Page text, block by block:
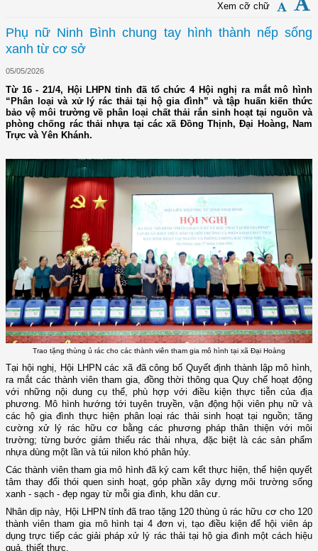
Xem cỡ chữ
Phụ nữ Ninh Bình chung tay hình thành nếp sống
xanh từ cơ sở
05/05/2026
Từ 16 - 21/4, Hội LHPN tỉnh đã tổ chức 4 Hội nghị ra mắt mô hình
“Phân loại và xử lý rác thải tại hộ gia đình” và tập huấn kiến thức
bảo vệ môi trường về phân loại chất thải rắn sinh hoạt tại nguồn và
phòng chống rác thải nhựa tại các xã Đồng Thịnh, Đại Hoàng, Nam
Trực và Yên Khánh.
Trao tặng thùng ủ rác cho các thành viên tham gia mô hình tại xã Đại Hoàng
Tại hội nghị, Hội LHPN các xã đã công bố Quyết định thành lập mô hình,
ra mắt các thành viên tham gia, đồng thời thông qua Quy chế hoạt động
với những nội dung cụ thể, phù hợp với điều kiện thực tiễn của địa
phương. Mô hình hướng tới tuyên truyền, vận động hội viên phụ nữ và
các hộ gia đình thực hiện phân loại rác thải sinh hoạt tại nguồn; tăng
cường xử lý rác hữu cơ bằng các phương pháp thân thiện với môi
trường; từng bước giảm thiểu rác thải nhựa, đặc biệt là các sản phẩm
nhựa dùng một lần và túi nilon khó phân hủy.
Các thành viên tham gia mô hình đã ký cam kết thực hiện, thể hiện quyết
tâm thay đổi thói quen sinh hoạt, góp phần xây dựng môi trường sống
xanh - sạch - đẹp ngay từ mỗi gia đình, khu dân cư.
Nhân dịp này, Hội LHPN tỉnh đã trao tặng 120 thùng ủ rác hữu cơ cho 120
thành viên tham gia mô hình tại 4 đơn vị, tạo điều kiện để hội viên áp
dụng trực tiếp các giải pháp xử lý rác thải tại hộ gia đình một cách hiệu
quả, thiết thực.